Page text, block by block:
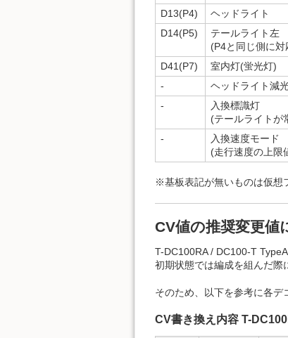
D13(P4) ヘッドライト
D14(P5)
テールライト左
(P4と同じ側に対
D41(P7) 室内灯(蛍光灯)
-
ヘッドライト減
-
入換標識灯
(テールライトが
-
入換速度モード
(走行速度の上限
※基板表記が無いものは仮想
CV値の推奨変更値
T-DC100RA / DC100-T
初期状態では編成を組んだ際
そのため、以下を参考に各デ
CV書き換え内容 T-